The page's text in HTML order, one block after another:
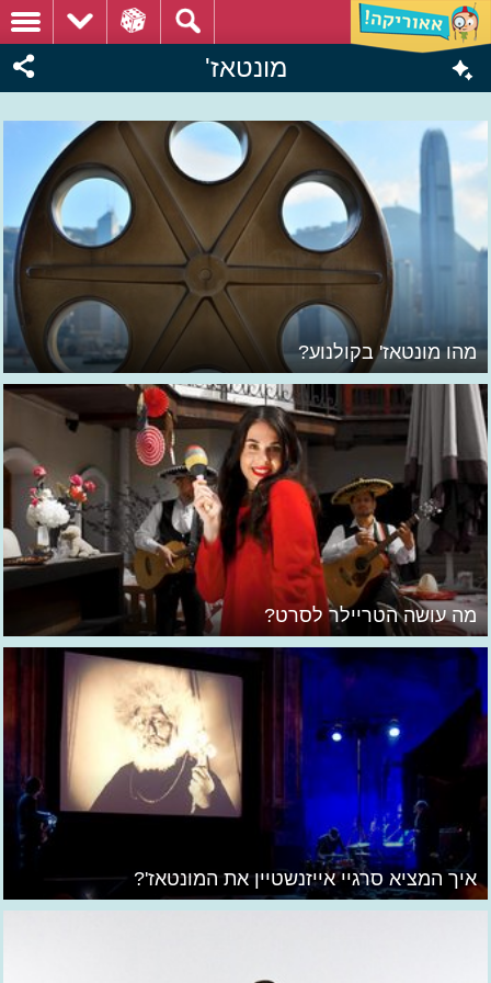
מונטאז'
מהו מונטאז' בקולנוע?
מה עושה הטריילר לסרט?
איך המציא סרגיי אייזנשטיין את המונטאז'?